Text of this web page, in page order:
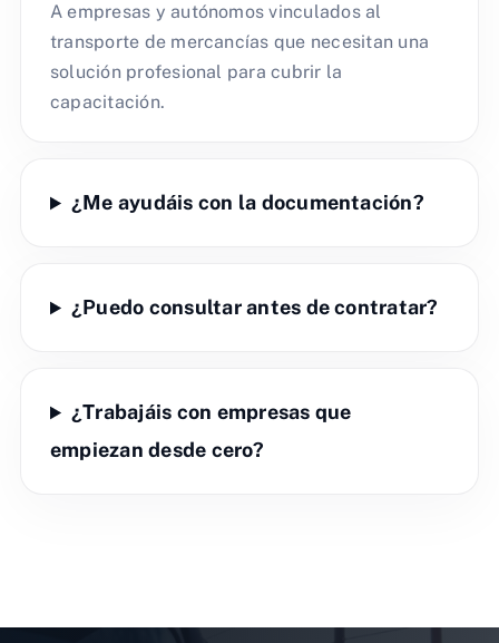
A empresas y autónomos vinculados al
transporte de mercancías que necesitan una
solución profesional para cubrir la
capacitación.
¿Me ayudáis con la documentación?
¿Puedo consultar antes de contratar?
¿Trabajáis con empresas que
empiezan desde cero?